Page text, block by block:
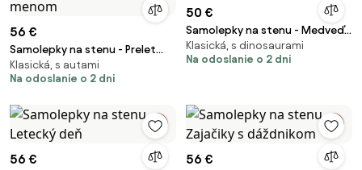
56 €
Samolepky na stenu - Prelet
nad dedinou s menom
Klasická, s autami
Na odoslanie o 2 dni
50 €
Samolepky na stenu - Medveď,
líška a zajac II.
Klasická, s dinosaurami
Na odoslanie o 2 dni
56 € 56 €